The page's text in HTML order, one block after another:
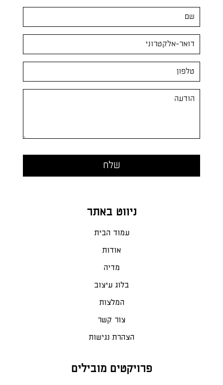
ניווט באתר
עמוד הבית
אודות
מדיה
בלוג עיצוב
המלצות
צור קשר
הצהרת נגישות
פרויקטים מובילים